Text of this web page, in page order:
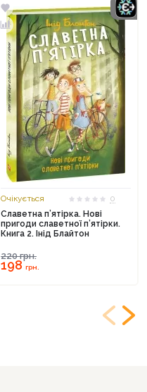
Очікується
0
Славетна п’ятірка. Нові
пригоди славетної п’ятірки.
Книга 2. Інід Блайтон
220грн.
198грн.